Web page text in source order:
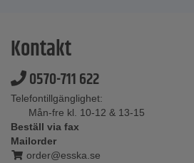
Kontakt
0570-711 622
Telefontillgänglighet:
Mån-fre kl. 10-12 & 13-15
Beställ via fax
Mailorder
order@esska.se